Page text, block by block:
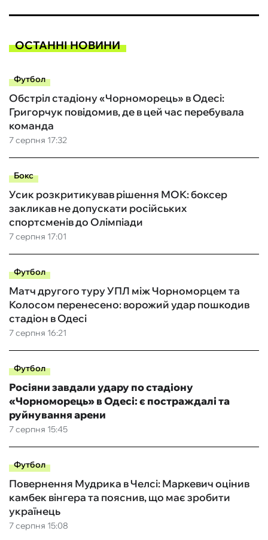
ОСТАННІ НОВИНИ
Футбол
7 серпня 17:32
Обстріл стадіону «Чорноморець» в Одесі:
Григорчук повідомив, де в цей час перебувала
команда
Бокс
7 серпня 17:01
Усик розкритикував рішення МОК: боксер
закликав не допускати російських
спортсменів до Олімпіади
Футбол
7 серпня 16:21
Матч другого туру УПЛ між Чорноморцем та
Колосом перенесено: ворожий удар пошкодив
стадіон в Одесі
Футбол
7 серпня 15:45
Росіяни завдали удару по стадіону
«Чорноморець» в Одесі: є постраждалі та
руйнування арени
Футбол
7 серпня 15:08
Повернення Мудрика в Челсі: Маркевич оцінив
камбек вінгера та пояснив, що має зробити
українець